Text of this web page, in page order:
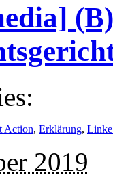
Action, Erklärung,
2019